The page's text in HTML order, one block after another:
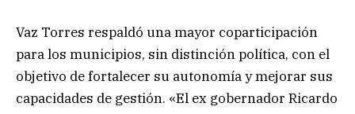
Vaz Torres respaldó una mayor coparticipación
para los municipios, sin distinción política, con el
objetivo de fortalecer su autonomía y mejorar sus
capacidades de gestión. «El ex gobernador Ricardo